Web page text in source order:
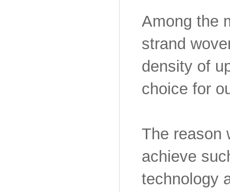
Among the
strand
density of
choice for
The reason
achieve
technology